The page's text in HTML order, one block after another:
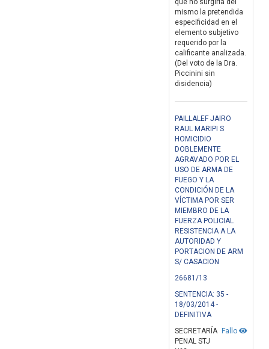
que no surgiría del
mismo la pretendida
especificidad en el
elemento subjetivo
requerido por la
calificante analizada.
(Del voto de la Dra.
Piccinini sin
disidencia)
PAILLALEF JAIRO
RAUL MARIPI S
HOMICIDIO
DOBLEMENTE
AGRAVADO POR EL
USO DE ARMA DE
FUEGO Y LA
CONDICIÓN DE LA
VÍCTIMA POR SER
MIEMBRO DE LA
FUERZA POLICIAL
RESISTENCIA A LA
AUTORIDAD Y
PORTACION DE ARM
S/ CASACION
26681/13
SENTENCIA: 35 -
18/03/2014 -
DEFINITIVA
Fallo
SECRETARÍA
PENAL STJ